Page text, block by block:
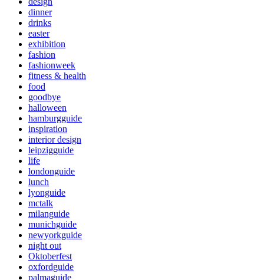
dinner
drinks
easter
exhibition
fashion
fashionweek
fitness & health
food
goodbye
halloween
hamburgguide
inspiration
interior design
leipzigguide
life
londonguide
lunch
lyonguide
mctalk
milanguide
munichguide
newyorkguide
night out
Oktoberfest
oxfordguide
palmaguide